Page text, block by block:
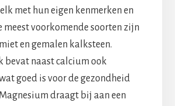
met hun eigen kenmerken en
meest voorkomende soorten zijn
en gemalen kalksteen.
bevat naast calcium ook
goed is voor de gezondheid
draagt bij aan een